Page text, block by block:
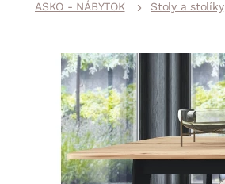
Obývacia izba
Spálňa
Pracovňa a kancelária
Behúne a malé koberce
Detské koberce
Kúpeľňové predložky
Zobrazit vše
ASKO - NÁBYTOK Stoly a stolíky